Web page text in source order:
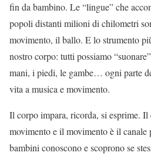
fin da bambino. Le “lingue” che
popoli distanti milioni di chilometri
movimento, il ballo. E lo strumento
nostro corpo: tutti possiamo
mani, i piedi, le gambe… ogni parte
vita a musica e movimento.
Il corpo impara, ricorda, si esprime. Il
movimento e il movimento è il canale
bambini conoscono e scoprono se